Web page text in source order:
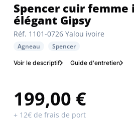
Réf. 1101-0726 Yalou ivoire
Spencer cuir femme ivoire chic
élégant Gipsy
Agneau Spencer
Voir le descriptif Guide d'entretien
199,00 €
+ 12€ de frais de port